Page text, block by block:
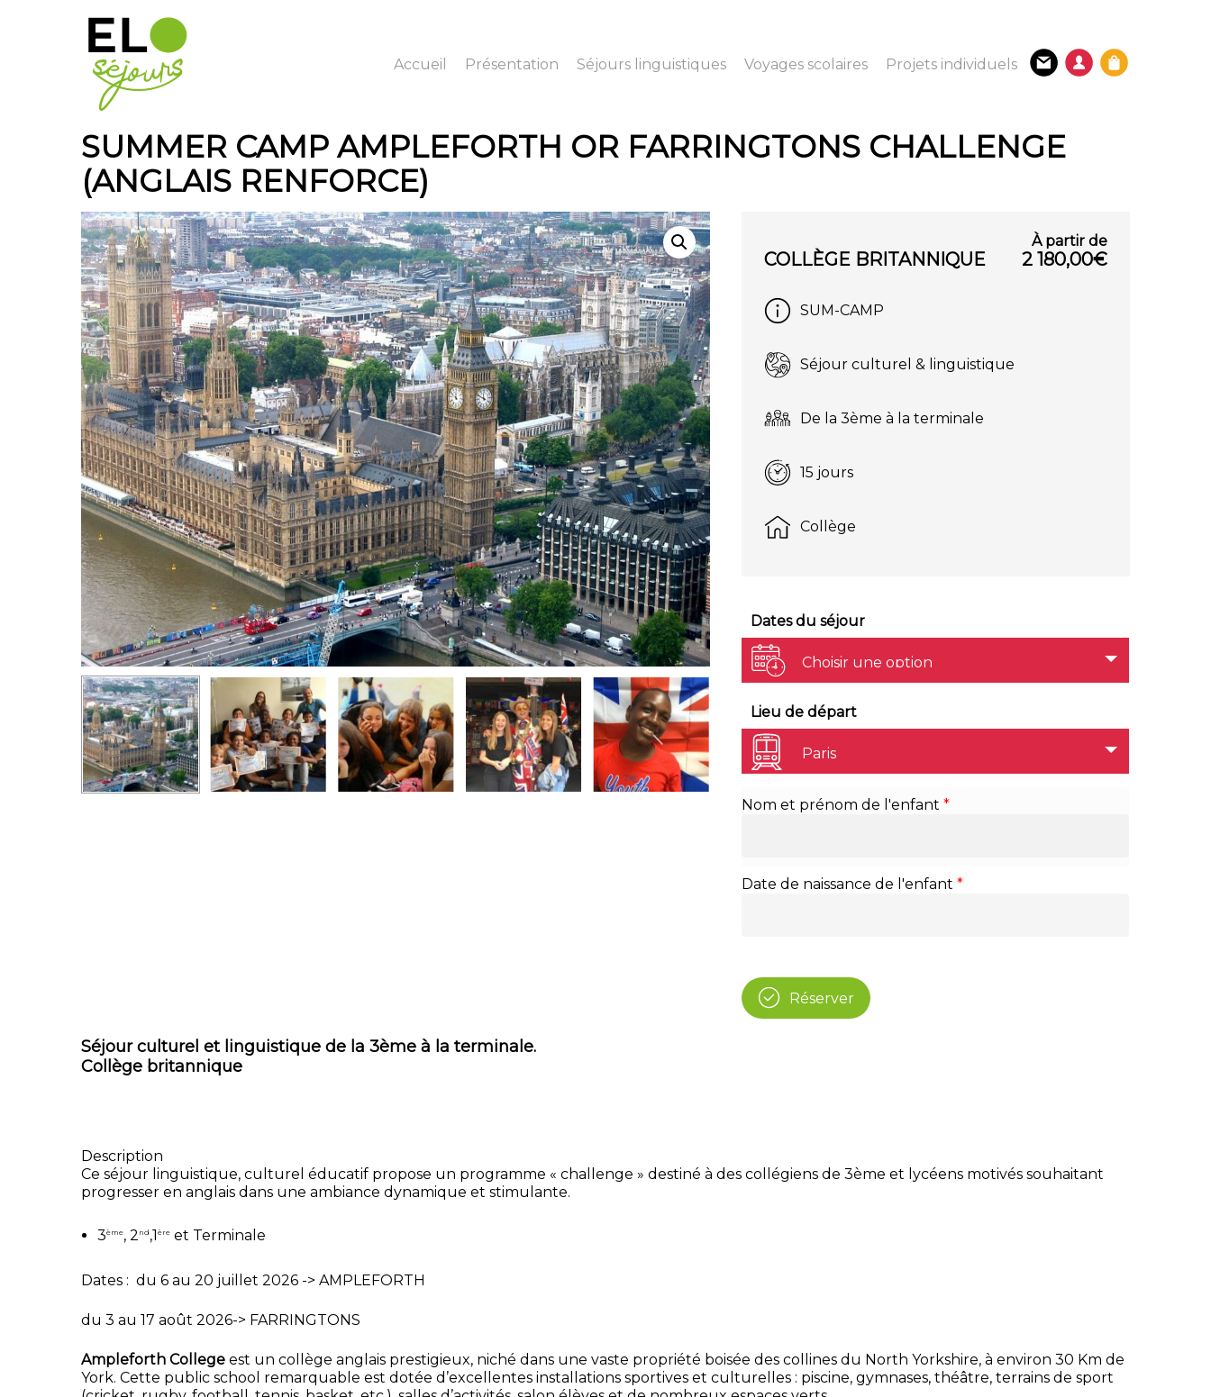
Accueil Présentation Séjours linguistiques Voyages scolaires Projets individuels
SUMMER CAMP AMPLEFORTH OR FARRINGTONS CHALLENGE
(ANGLAIS RENFORCE)
COLLÈGE BRITANNIQUE 2 180,00€
SUM-CAMP
Séjour culturel & linguistique
De la 3ème à la terminale
15 jours
Collège
Dates du séjour
Lieu de départ
Nom et prénom de l'enfant *
Date de naissance de l'enfant *
Réserver
Séjour culturel et linguistique de la 3ème à la terminale.
Collège britannique
Description
Ce séjour linguistique, culturel éducatif propose un programme « challenge » destiné à des collégiens de 3ème et lycéens motivés souhaitant
progresser en anglais dans une ambiance dynamique et stimulante.
3ème, 2 nd ,1ère et Terminale
Dates : du 6 au 20 juillet 2026 -> AMPLEFORTH
du 3 au 17 août 2026-> FARRINGTONS
Ampleforth College est un collège anglais prestigieux, niché dans une vaste propriété boisée des collines du North Yorkshire, à environ 30 Km de
York. Cette public school remarquable est dotée d’excellentes installations sportives et culturelles : piscine, gymnases, théâtre, terrains de sport